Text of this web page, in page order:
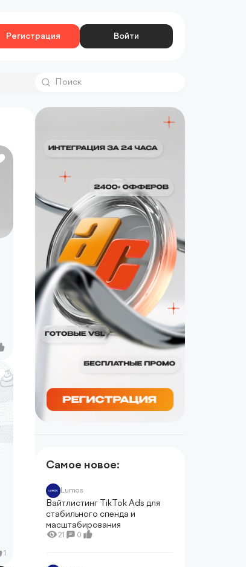
Регистрация Войти
Самое новое:
Lumos
Вайтлистинг TikTok Ads для
стабильного спенда и
масштабирования
21 0